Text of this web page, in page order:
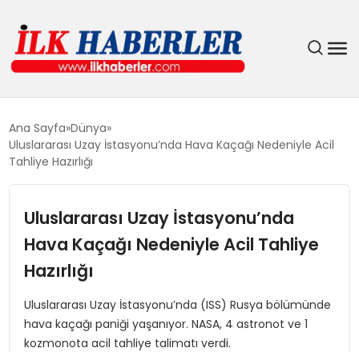
EĞITIM
GÜNDEM
MAGAZIN
SIYASET
Ana Sayfa Dünya
Uluslararası Uzay İstasyonu’nda Hava Kaçağı Nedeniyle Acil
Tahliye Hazırlığı
Uluslararası Uzay İstasyonu’nda
Hava Kaçağı Nedeniyle Acil Tahliye
Hazırlığı
Uluslararası Uzay İstasyonu’nda (ISS) Rusya bölümünde
hava kaçağı paniği yaşanıyor. NASA, 4 astronot ve 1
kozmonota acil tahliye talimatı verdi.